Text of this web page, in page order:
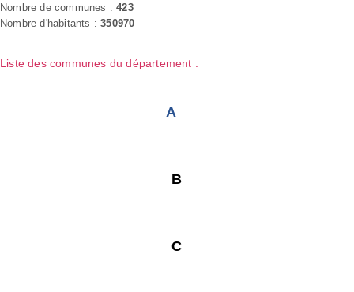
Nombre de communes :423
Nombre d'habitants :350970
Liste des communes du département :
A
B
C